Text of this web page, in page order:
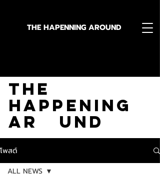
THE HAPENNING AROUND
The
Happening
Ar und
โพสต์
ALL NEWS